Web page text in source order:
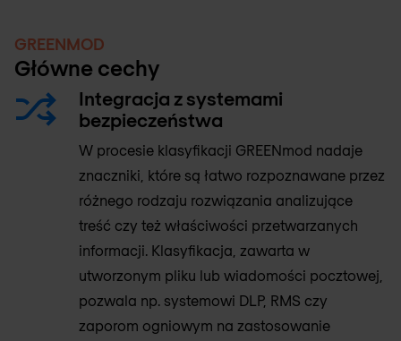
GREENMOD
Główne cechy
Integracja z systemami
bezpieczeństwa
W procesie klasyfikacji GREENmod nadaje
znaczniki, które są łatwo rozpoznawane przez
różnego rodzaju rozwiązania analizujące
treść czy też właściwości przetwarzanych
informacji. Klasyfikacja, zawarta w
utworzonym pliku lub wiadomości pocztowej,
pozwala np. systemowi DLP, RMS czy
zaporom ogniowym na zastosowanie